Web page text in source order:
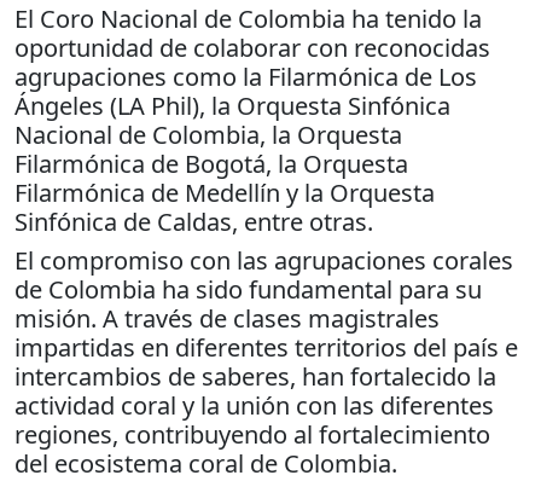
El Coro Nacional de Colombia ha tenido la
oportunidad de colaborar con reconocidas
agrupaciones como la Filarmónica de Los
Ángeles (LA Phil), la Orquesta Sinfónica
Nacional de Colombia, la Orquesta
Filarmónica de Bogotá, la Orquesta
Filarmónica de Medellín y la Orquesta
Sinfónica de Caldas, entre otras.
El compromiso con las agrupaciones corales
de Colombia ha sido fundamental para su
misión. A través de clases magistrales
impartidas en diferentes territorios del país e
intercambios de saberes, han fortalecido la
actividad coral y la unión con las diferentes
regiones, contribuyendo al fortalecimiento
del ecosistema coral de Colombia.